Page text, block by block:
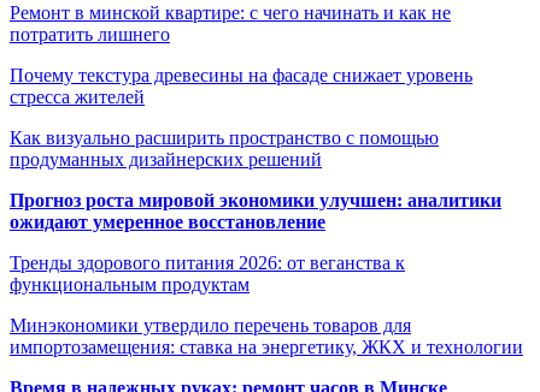
Ремонт в минской квартире: с чего начинать и как не
потратить лишнего
Почему текстура древесины на фасаде снижает уровень
стресса жителей
Как визуально расширить пространство с помощью
продуманных дизайнерских решений
Прогноз роста мировой экономики улучшен: аналитики
ожидают умеренное восстановление
Тренды здорового питания 2026: от веганства к
функциональным продуктам
Минэкономики утвердило перечень товаров для
импортозамещения: ставка на энергетику, ЖКХ и технологии
Время в надежных руках: ремонт часов в Минске